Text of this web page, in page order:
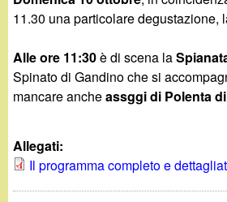
11.30 una particolare
Alle ore 11:30è di scena la
Spinato di Gandino che si
mancare ancheassggi di Polenta
Allegati:
Il programma completo e